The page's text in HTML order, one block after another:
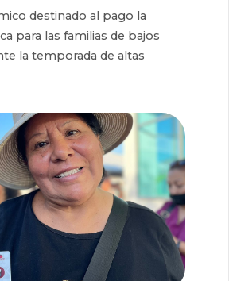
destinado al pago la
para las familias de bajos
la temporada de altas